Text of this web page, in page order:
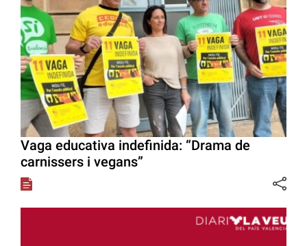
Vaga educativa indefinida: “Drama de
carnissers i vegans”